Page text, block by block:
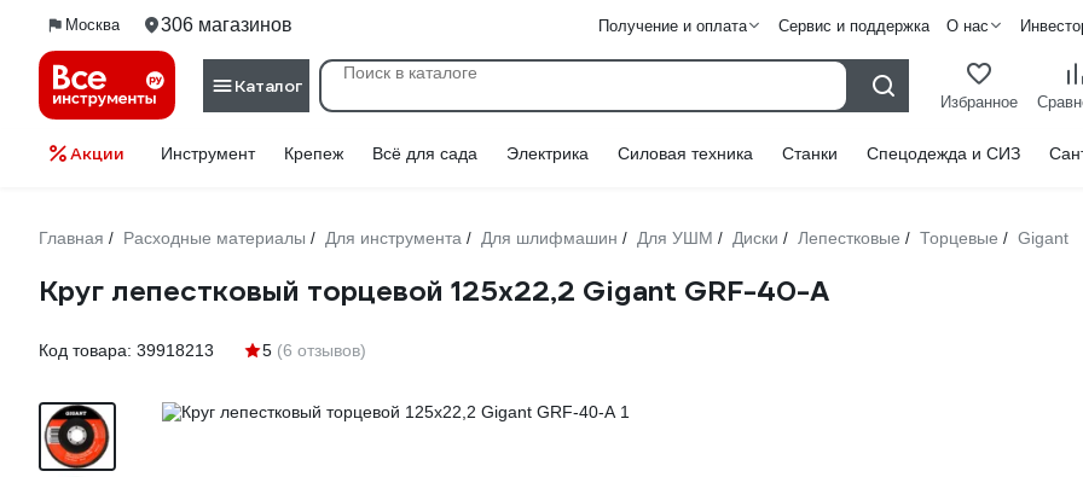
Москва 306 магазинов Получение и оплата Сервис и поддержка О нас
Каталог
Избранное
Акции Инструмент Крепеж Всё для сада Электрика Силовая техника Станки Спецодежда и СИЗ
Главная / Расходные материалы / Для инструмента / Для шлифмашин / Для УШМ / Диски / Лепестковые / Торцевые / Gigant
Круг лепестковый торцевой 125x22,2 Gigant GRF-40-А
Код товара: 39918213 5 (6 отзывов)